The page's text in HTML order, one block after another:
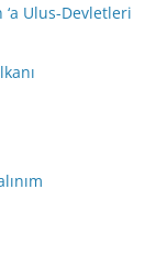
Ulus-Devletleri